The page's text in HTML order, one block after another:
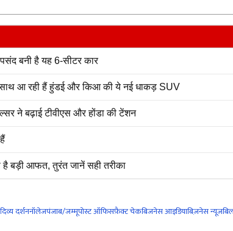
बनी है यह 6-सीटर कार
साथ आ रही हैं हुंडई और किआ की ये नई धाकड़ SUV
ने बढ़ाई टीवीएस और होंडा की टेंशन
बड़ी आफत, तुरंत जानें सही तरीका
दिव्य दर्शननॉलेजपंजाब/जम्मूपोस्ट ऑफिसफ़ैक्ट चेकबिजनेस आइडियाबिज़नेस न्यूज़